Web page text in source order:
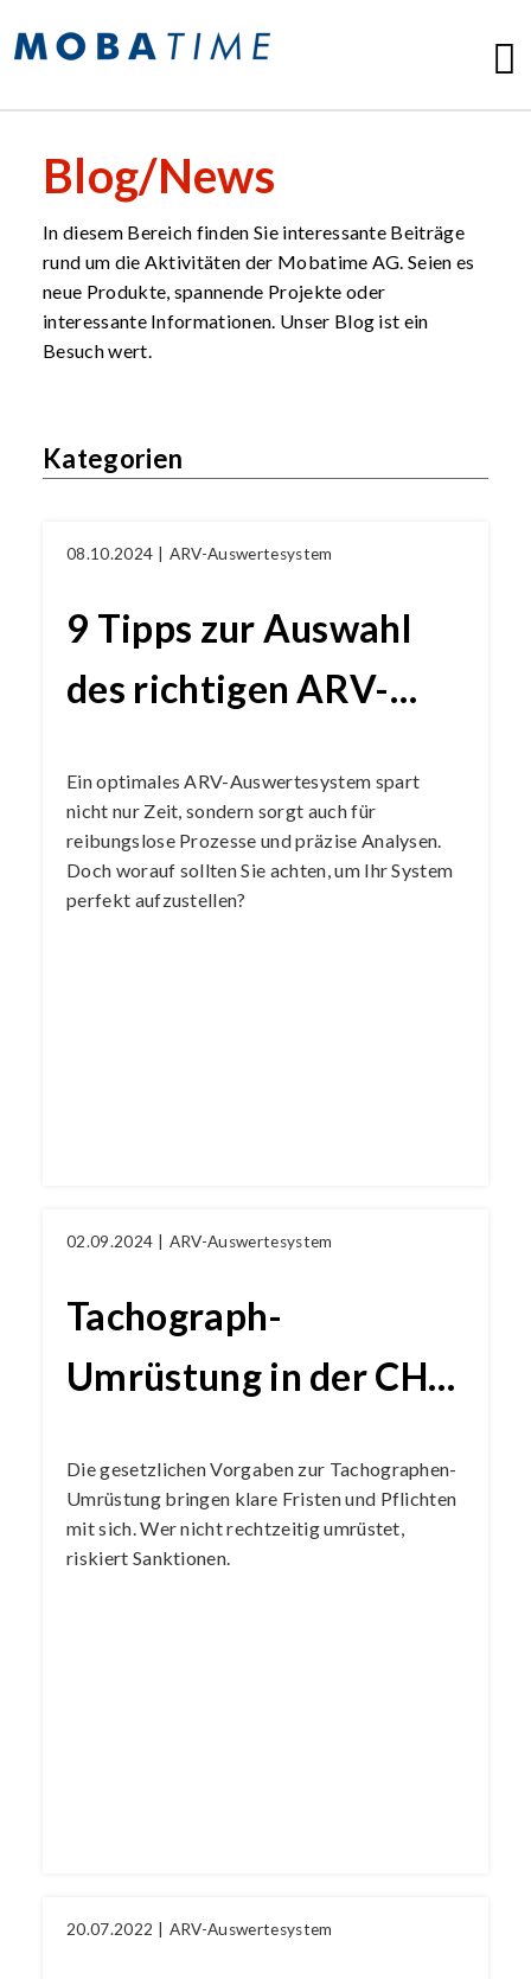
Blog/News
In diesem Bereich finden Sie interessante Beiträge
rund um die Aktivitäten der Mobatime AG. Seien es
neue Produkte, spannende Projekte oder
interessante Informationen. Unser Blog ist ein
Besuch wert.
Kategorien
08.10.2024 | ARV-Auswertesystem
9 Tipps zur Auswahl
des richtigen ARV-
Ihren Fuhrpark
Ein optimales ARV-Auswertesystem spart
nicht nur Zeit, sondern sorgt auch für
reibungslose Prozesse und präzise Analysen.
Doch worauf sollten Sie achten, um Ihr System
perfekt aufzustellen?
02.09.2024 | ARV-Auswertesystem
Tachograph-
Umrüstung in der CH:
Konsequenzen
Die gesetzlichen Vorgaben zur Tachographen-
Umrüstung bringen klare Fristen und Pflichten
mit sich. Wer nicht rechtzeitig umrüstet,
riskiert Sanktionen.
20.07.2022 | ARV-Auswertesystem